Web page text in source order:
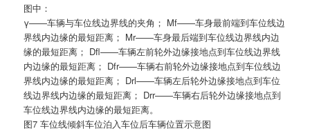
图中：
γ——车辆与车位线边界线的夹角； Mf——车身最前端到车位线边
界线内边缘的最短距离； Mr——车身最后端到车位线边界线内边
缘的最短距离； Dfl——车辆左前轮外边缘接地点到车位线边界线
内边缘的最短距离； Dfr——车辆右前轮外边缘接地点到车位线边
界线内边缘的最短距离； Drl——车辆左后轮外边缘接地点到车位
线边界线内边缘的最短距离； Drr——车辆右后轮外边缘接地点到
车位线边界线内边缘的最短距离。
图7 车位线倾斜车位泊入车位后车辆位置示意图